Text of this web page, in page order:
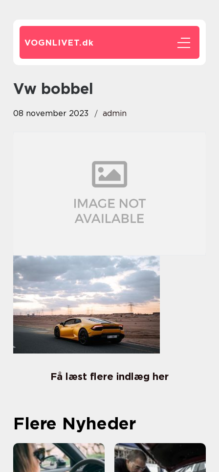
VOGNLIVET.dk
vw bobbel
08 november 2023 admin
Få læst flere indlæg her
Flere Nyheder